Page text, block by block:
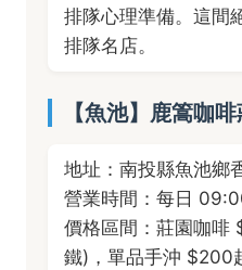
排隊心理準備。這間
排隊名店。
【魚池】鹿篙咖啡
地址：南投縣魚池鄉
營業時間：每日
價格區間：莊園咖
鐵)，單品手沖 $200